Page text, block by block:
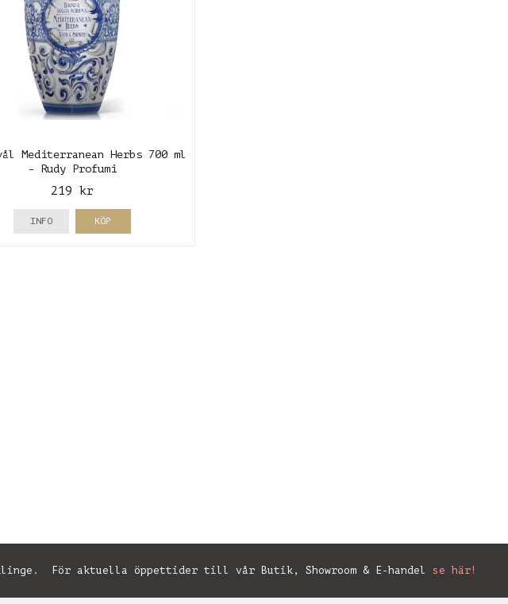
Mediterranean Herbs 700 ml
- Rudy Profumi
219 kr
INFO KÖP
För aktuella öppettider till vår Butik, Showroom & E-handel se här!